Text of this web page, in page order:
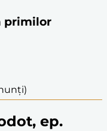
primilor
ep.